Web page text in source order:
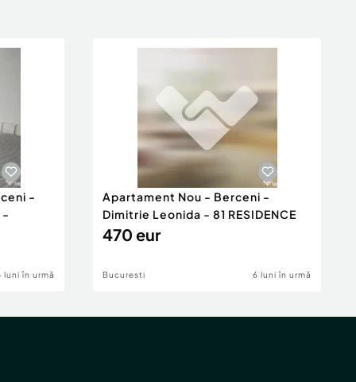
-
-
luni în urmă
Apartament Nou - Berceni -
Dimitrie Leonida - 81 RESIDENCE
470 eur
Bucuresti 6 luni în urmă